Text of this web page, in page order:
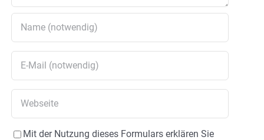
Mit der Nutzung dieses Formulars erklären Sie